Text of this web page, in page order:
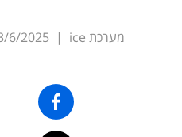
מערכת ice |
6/2025